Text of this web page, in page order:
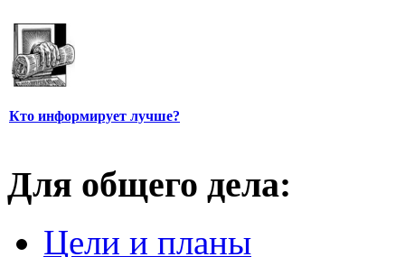
Кто информирует лучше?
Для общего дела:
Цели и планы